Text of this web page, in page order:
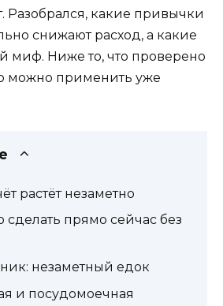
Разобрался, какие привычки
снижают расход, а какие
миф. Ниже то, что проверено
можно применить уже
растёт незаметно
сделать прямо сейчас без
незаметный едок
и посудомоечная